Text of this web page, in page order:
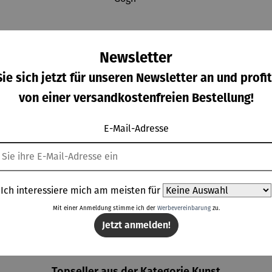
Franz
Preis:
€
Seidensch
al | Der
Gustav
Klimt
Regulärer Preis:
110,00 €
al | Der
Weingarte
n in Arles
(1888) –
Vincent
Regulärer Preis:
110,00 €
al |
Harmonie
der
nördliche
Regulärer
98,00 €
Newsletter
sich jetzt für unseren Newsletter an und
von einer versandkostenfreien Bestellung!
E-Mail-Adresse
Ich interessiere mich am meisten für
Mit einer Anmeldung stimme ich der Werbevereinbarungzu.
Jetzt anmelden!